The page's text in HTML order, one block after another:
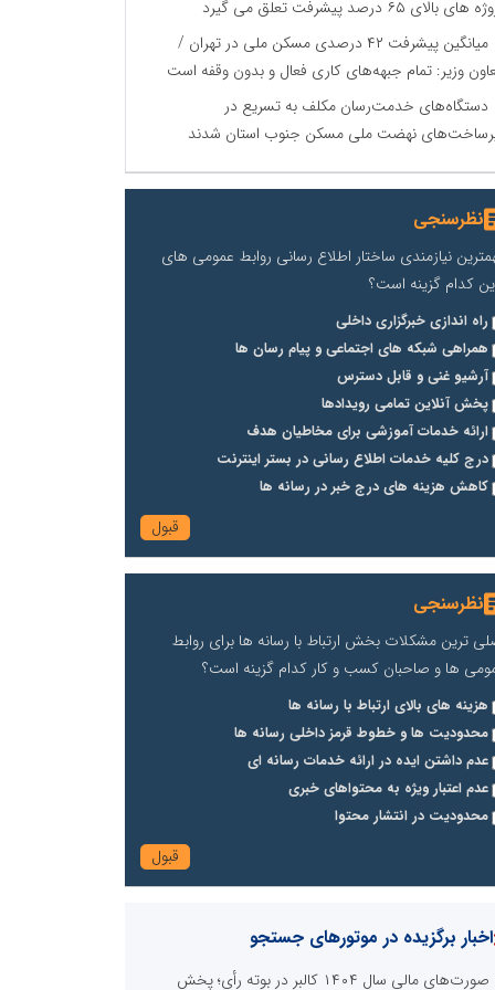
بالای ۶۵ درصد پیشرفت تعلق می گیرد
میانگین پیشرفت ۴۲ درصدی مسکن ملی در تهران /
وزیر: تمام جبهه‌های کاری فعال و بدون وقفه است
دستگاه‌های خدمت‌رسان مکلف به تسریع در
نهضت ملی مسکن جنوب استان شدند
نظرسنجی
نیازمندی ساختار اطلاع رسانی روابط عمومی های
کدام گزینه است؟
راه اندازی خبرگزاری داخلی
همراهی شبکه های اجتماعی و پیام رسان ها
آرشیو غنی و قابل دسترس
پخش آنلاین تمامی رویدادها
ارائه خدمات آموزشی برای مخاطیان هدف
درج کلیه خدمات اطلاع رسانی در بستر اینترنت
کاهش هزینه های درج خبر در رسانه ها
نظرسنجی
ترین مشکلات بخش ارتباط با رسانه ها برای روابط
ها و صاحبان کسب و کار کدام گزینه است؟
هزینه های بالای ارتباط با رسانه ها
محدودیت ها و خطوط قرمز داخلی رسانه ها
عدم داشتن ایده در ارائه خدمات رسانه ای
عدم اعتبار ویژه به محتواهای خبری
محدودیت در انتشار محتوا
اخبار برگزیده در موتورهای جستجو
صورت‌های مالی سال ۱۴۰۴ کالبر در بوته رأی؛ پخش